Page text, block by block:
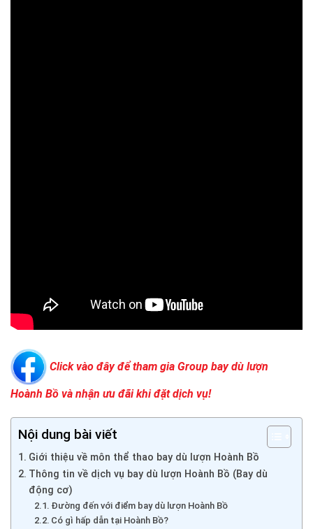
Click vào đây để tham gia Group bay dù lượn
Hoành Bồ và nhận ưu đãi khi đặt dịch vụ!
Nội dung bài viết
Giới thiệu về môn thể thao bay dù lượn Hoành Bồ
Thông tin về dịch vụ bay dù lượn Hoành Bồ (Bay dù
động cơ)
Đường đến với điểm bay dù lượn Hoành Bồ
Có gì hấp dẫn tại Hoành Bồ?